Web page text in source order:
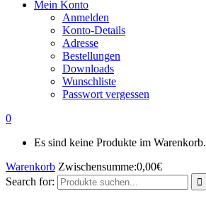
Mein Konto
Anmelden
Konto-Details
Adresse
Bestellungen
Downloads
Wunschliste
Passwort vergessen
0
Es sind keine Produkte im Warenkorb.
Warenkorb Zwischensumme:0,00€
Search for: